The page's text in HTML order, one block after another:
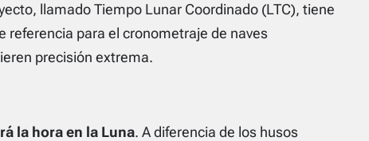
llamado Tiempo Lunar Coordinado (LTC), tiene
referencia para el cronometraje de naves
precisión extrema.
la hora en la Luna. A diferencia de los husos